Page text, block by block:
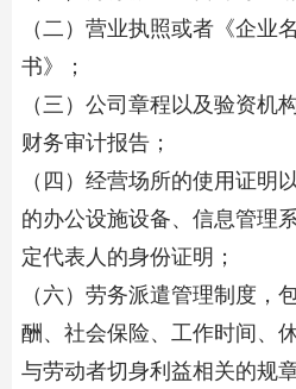
（二）营业执照或者《企业
书》；
（三）公司章程以及验资机
财务审计报告；
（四）经营场所的使用证明
的办公设施设备、信息管理
定代表人的身份证明；
（六）劳务派遣管理制度，
酬、社会保险、工作时间、
与劳动者切身利益相关的规